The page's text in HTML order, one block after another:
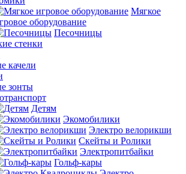
Мягкое
оборудование
Песочницы
стенки
качели
зонты
Детям
Экомобилики
Электро велорикши
Скейты и Ролики
Электропитбайки
Гольф-кары